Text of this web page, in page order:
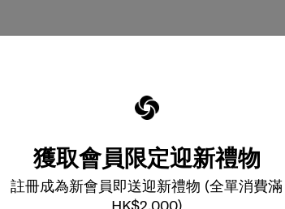
獲取會員限定迎新禮物
註冊成為新會員即送迎新禮物 (全單消費滿
HK$2,000)